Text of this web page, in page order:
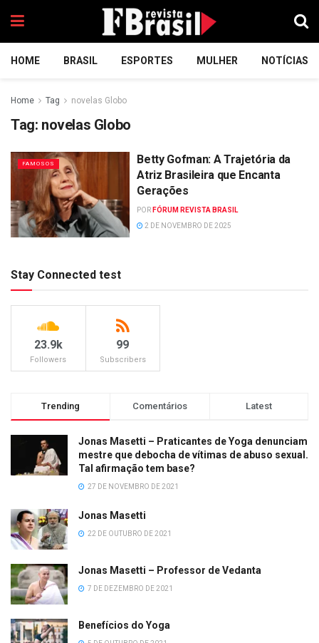
HOME BRASIL ESPORTES MULHER NOTÍCIAS
Home Tag novelas Globo
Tag: novelas Globo
FAMOSOS
Betty Gofman: A Trajetória da
Atriz Brasileira que Encanta
Gerações
POR FÓRUM REVISTA BRASIL
2 DE NOVEMBRO DE 2025
Stay Connected test
23.9k
Followers
99
Subscribers
Trending Comentários Latest
Jonas Masetti – Praticantes de Yoga denunciam
mestre que debocha de vítimas de abuso sexual.
Tal afirmação tem base?
27 DE NOVEMBRO DE 2021
Jonas Masetti
22 DE OUTUBRO DE 2021
Jonas Masetti – Professor de Vedanta
7 DE DEZEMBRO DE 2021
Benefícios do Yoga